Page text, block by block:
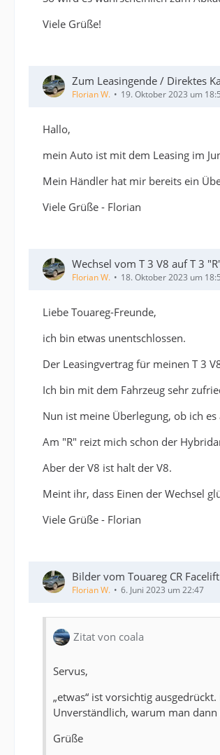
Viele Grüße!
Zum Leasingende / Direktes
Florian W. 19. Oktober 2023 um
Hallo,
mein Auto ist mit dem Leasing im
Mein Händler hat mir bereits ein
Viele Grüße - Florian
Wechsel vom T 3 V8 auf T 3
Florian W. 18. Oktober 2023 um
Liebe Touareg-Freunde,
ich bin etwas unentschlossen.
Der Leasingvertrag für meinen T 3
Ich bin mit dem Fahrzeug sehr
Nun ist meine Überlegung, ob ich
Am "R" reizt mich schon der
Aber der V8 ist halt der V8.
Meint ihr, dass Einen der Wechsel
Viele Grüße - Florian
Bilder vom Touareg CR
Florian W. 6. Juni 2023 um 22:47
Zitat von coala
Servus,
„etwas“ ist vorsichtig
Unverständlich, warum man
Grüße